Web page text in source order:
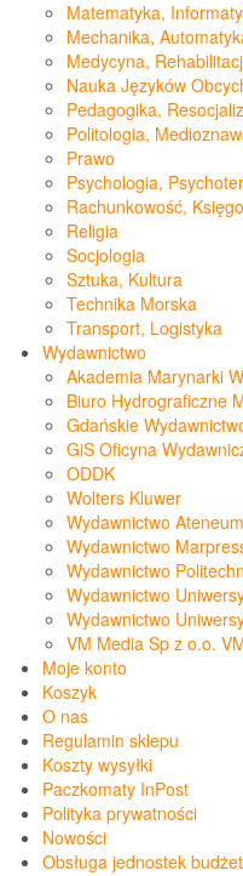
Matematyka,
Mechanika,
Medycyna,
Nauka Języków
Pedagogika,
Politologia,
Prawo
Psychologia,
Rachunkowość,
Religia
Socjologia
Sztuka, Kultura
Technika Morska
Transport, Logistyka
Wydawnictwo
Akademia Marynarki
Biuro Hydrograficzne
Gdańskie
GiS Oficyna
ODDK
Wolters Kluwer
Wydawnictwo
Wydawnictwo
Wydawnictwo
Wydawnictwo
Wydawnictwo
VM Media Sp z o.o.
Moje konto
Koszyk
O nas
Regulamin sklepu
Koszty wysyłki
Paczkomaty InPost
Polityka prywatności
Nowości
Obsługa jednostek